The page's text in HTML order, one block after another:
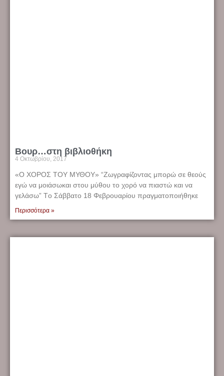
Βουρ…στη βιβλιοθήκη
4 Οκτωβρίου, 2017
«Ο ΧΟΡΟΣ ΤΟΥ ΜΥΘΟΥ» “Ζωγραφίζοντας μπορώ σε θεούς
εγώ να μοιάσωκαι στου μύθου το χορό να πιαστώ και να
γελάσω” Tο Σάββατο 18 Φεβρουαρίου πραγματοποιήθηκε
Περισσότερα »